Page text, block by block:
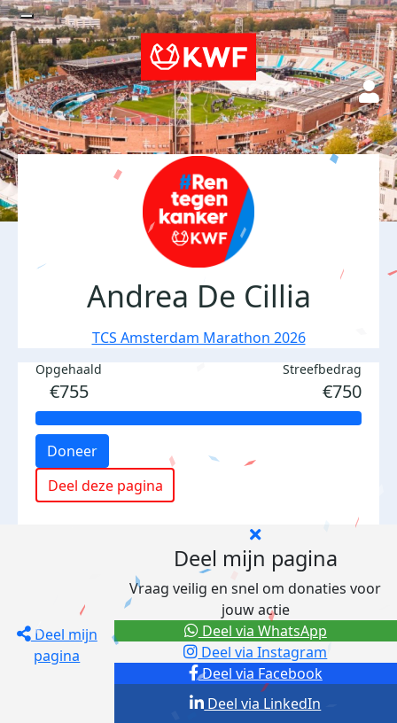
Andrea De Cillia
TCS Amsterdam Marathon 2026
Opgehaald
€755
Streefbedrag
€750
Doneer
Deel deze pagina
Deel mijn
pagina
Deel mijn pagina
Vraag veilig en snel om donaties voor
jouw actie
Deel via Facebook
Deel via Instagram
Deel via LinkedIn
Deel via WhatsApp